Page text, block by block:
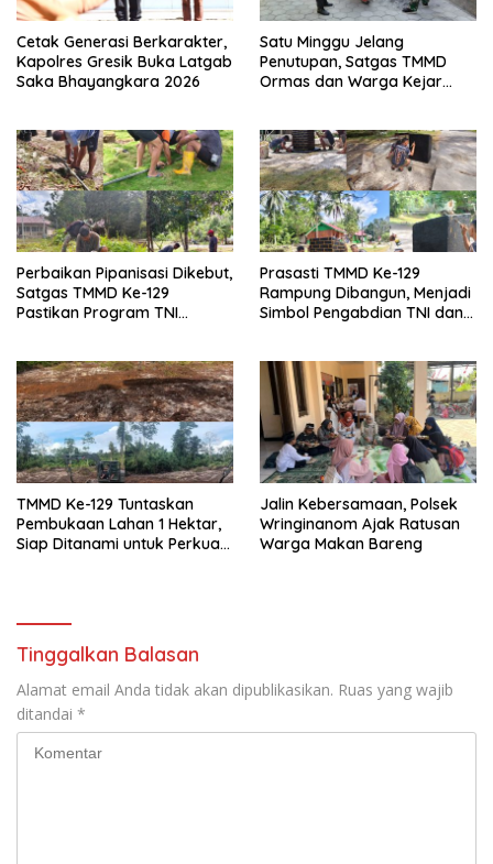
Cetak Generasi Berkarakter,
Kapolres Gresik Buka Latgab
Saka Bhayangkara 2026
Satu Minggu Jelang
Penutupan, Satgas TMMD
Ormas dan Warga Kejar
Perbaikan Pipanisasi Dikebut,
Satgas TMMD Ke-129
Pastikan Program TNI
Sesor
Prasasti TMMD Ke-129
Rampung Dibangun, Menjadi
Simbol Pengabdian TNI dan
TMMD Ke-129 Tuntaskan
Pembukaan Lahan 1 Hektar,
Siap Ditanami untuk Perkuat
Jalin Kebersamaan, Polsek
Wringinanom Ajak Ratusan
Warga Makan Bareng
Tinggalkan Balasan
Alamat email Anda tidak akan dipublikasikan. Ruas yang wajib
ditandai *